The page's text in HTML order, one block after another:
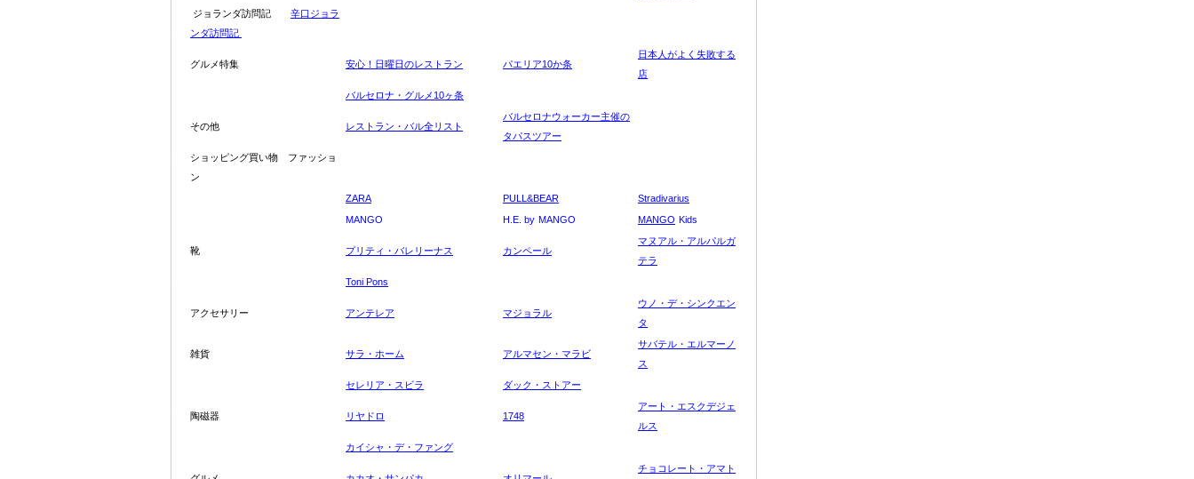
ジョランダ訪問記 辛口ジョラ
ンダ訪問記
グルメ特集 安心！日曜日のレストラン パエリア10か条
日本人がよく失敗する
店
バルセロナ・グルメ10ヶ条
その他 レストラン・バル全リスト
バルセロナウォーカー主催の
タパスツアー
ショッピング買い物 ファッショ
ン
ZARA PULL&BEAR
Stradivarius
MANGO H.E. by MANGO MANGO Kids
靴 プリティ・バレリーナス カンペール
マヌアル・アルパルガ
テラ
Toni Pons
アクセサリー アンテレア マジョ ラ ル
ウノ・デ・シンクエン
タ
雑貨 サラ・ホーム アルマセン・マラビ
サバテル・エルマーノ
ス
セレリア・スビラ
ダック・ストアー
陶磁器 リヤドロ 1748
アート・エスクデジェ
ルス
カイシャ・デ・ファング
チョコレート・アマト